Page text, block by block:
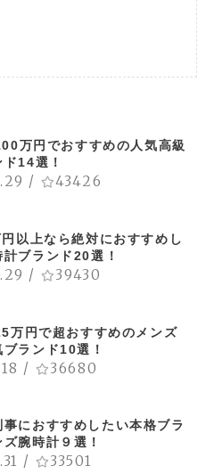
万円でおすすめの人気高級
14選！
/ 43426
以上なら絶対におすすめし
ブランド20選！
/ 39430
万円で超おすすめのメンズ
ランド10選！
/ 36680
におすすめしたい本格ブラ
腕時計９選！
/ 33501